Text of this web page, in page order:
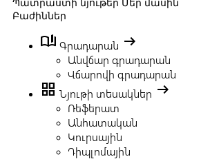
Պատրաստի նյութեր Մեր մասին
Բաժիններ
book_ribbon Գրադարան arrow_right_alt
Անվճար գրադարան
Վճարովի գրադարան
grid_view Նյութի տեսակներ arrow_right_alt
Ռեֆերատ
Անհատական
Կուրսային
Դիպլոմային